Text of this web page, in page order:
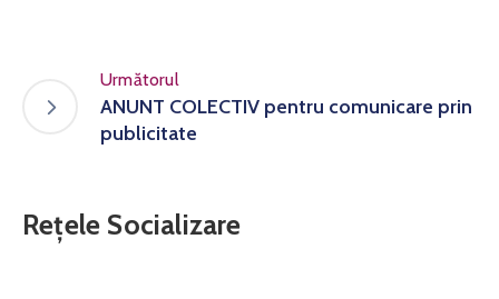
Următorul
ANUNT COLECTIV pentru comunicare prin
publicitate
Rețele Socializare